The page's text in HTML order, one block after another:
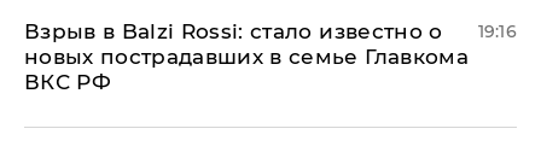
Взрыв в Balzi Rossi: стало известно о
новых пострадавших в семье Главкома
ВКС РФ
19:16